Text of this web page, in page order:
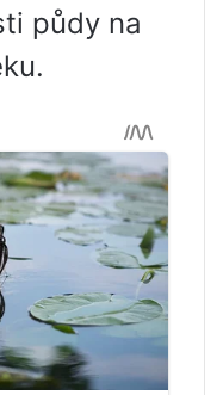
půdy na